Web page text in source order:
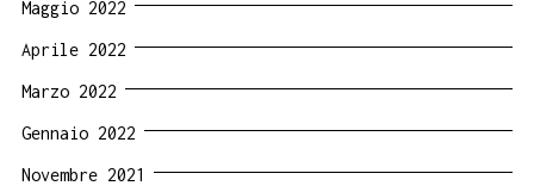
Maggio 2022
Aprile 2022
Marzo 2022
Gennaio 2022
Novembre 2021